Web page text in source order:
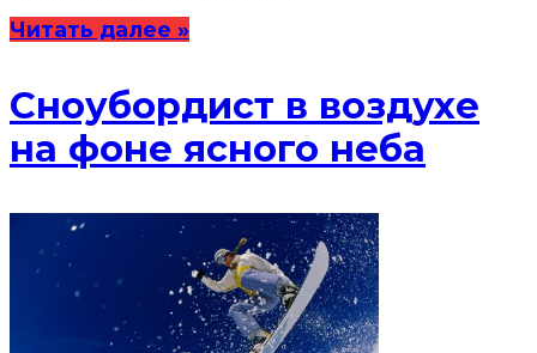
Читать далее »
Сноубордист в воздухе
на фоне ясного неба